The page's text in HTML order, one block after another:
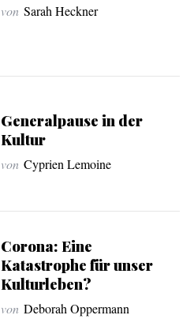
von Sarah Heckner
Generalpause in der
Kultur
von Cyprien Lemoine
Corona: Eine
Katastrophe für unser
Kulturleben?
von Deborah Oppermann